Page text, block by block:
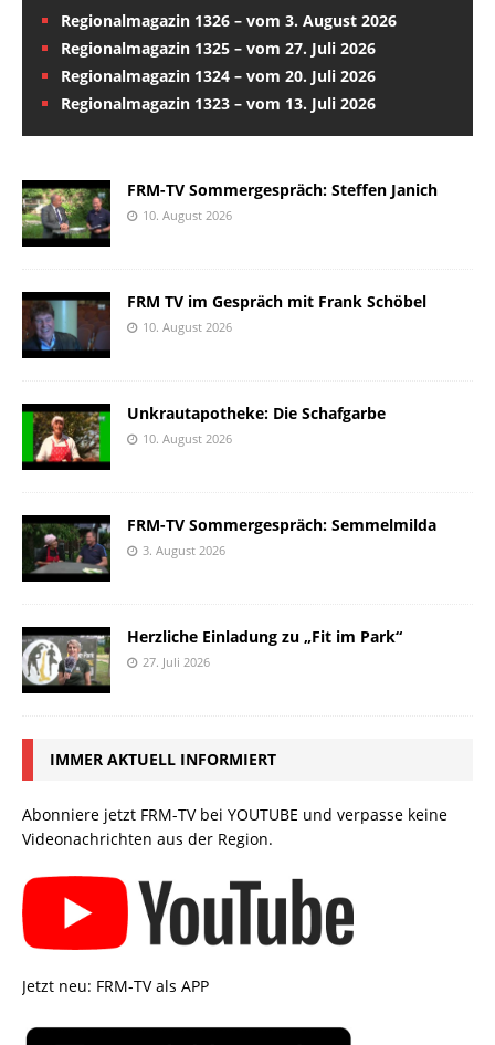
Regionalmagazin 1326 – vom 3. August 2026
Regionalmagazin 1325 – vom 27. Juli 2026
Regionalmagazin 1324 – vom 20. Juli 2026
Regionalmagazin 1323 – vom 13. Juli 2026
FRM-TV Sommergespräch: Steffen Janich
10. August 2026
FRM TV im Gespräch mit Frank Schöbel
10. August 2026
Unkrautapotheke: Die Schafgarbe
10. August 2026
FRM-TV Sommergespräch: Semmelmilda
3. August 2026
Herzliche Einladung zu „Fit im Park“
27. Juli 2026
IMMER AKTUELL INFORMIERT
Abonniere jetzt FRM-TV bei YOUTUBE und verpasse keine
Videonachrichten aus der Region.
Jetzt neu: FRM-TV als APP